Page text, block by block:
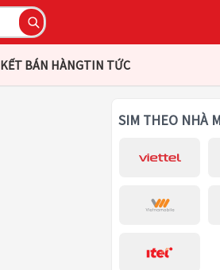
BÁN HÀNGTIN TỨC
SIM THEO NHÀ